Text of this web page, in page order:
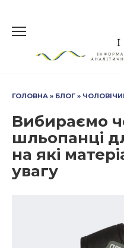
вмісту
ГОЛОВНА » БЛОГ »
Вибираємо
шльопанці
на які
увагу